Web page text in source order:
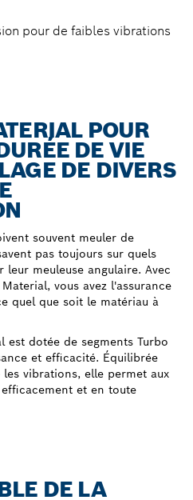
pour de faibles vibrations
POUR
DE VIE
DE DIVERS
souvent meuler de
pas toujours sur quels
meuleuse angulaire. Avec
vous avez l'assurance
quel que soit le matériau à
est dotée de segments Turbo
et efficacité. Équilibrée
vibrations, elle permet aux
et en toute
DE LA